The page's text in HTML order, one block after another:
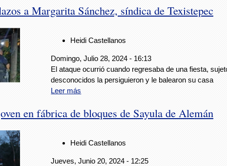
a Margarita Sánchez, síndica de Texistepec
Heidi Castellanos
Domingo, Julio 28, 2024 - 16:13
El ataque ocurrió cuando regresaba de una fiesta,
desconocidos la persiguieron y le balearon su casa
Leer más
en fábrica de bloques de Sayula de Alemán
Heidi Castellanos
Jueves, Junio 20, 2024 - 12:25